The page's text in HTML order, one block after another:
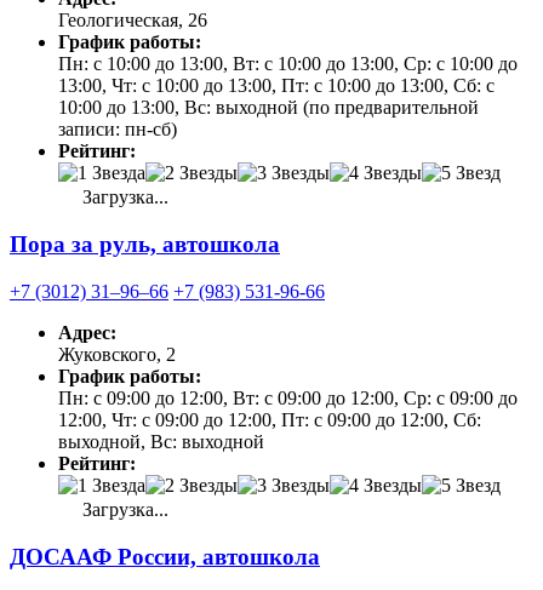
Геологическая, 26
График работы:
Пн: с 10:00 до 13:00, Вт: с 10:00 до 13:00, Ср: с 10:00 до
13:00, Чт: с 10:00 до 13:00, Пт: с 10:00 до 13:00, Сб: с
10:00 до 13:00, Вс: выходной (по предварительной
записи: пн-сб)
Рейтинг:
Загрузка...
Пора за руль, автошкола
+7 (3012) 31‒96‒66 +7 (983) 531-96-66
Адрес:
Жуковского, 2
График работы:
Пн: с 09:00 до 12:00, Вт: с 09:00 до 12:00, Ср: с 09:00 до
12:00, Чт: с 09:00 до 12:00, Пт: с 09:00 до 12:00, Сб:
выходной, Вс: выходной
Рейтинг:
Загрузка...
ДОСААФ России, автошкола